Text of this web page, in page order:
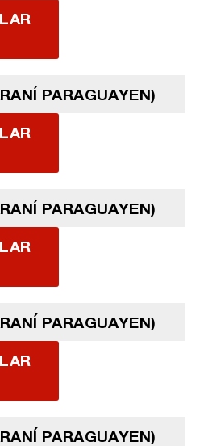
PARAGUAYEN)
PARAGUAYEN)
PARAGUAYEN)
PARAGUAYEN)